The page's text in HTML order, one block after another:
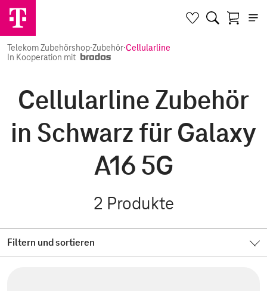
Telekom Zubehörshop·Zubehör·Cellularline
In Kooperation mit
Cellularline Zubehör
in Schwarz für Galaxy
A16 5G
2 Produkte
Filtern und sortieren